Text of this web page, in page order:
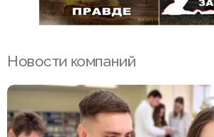
Новости компаний